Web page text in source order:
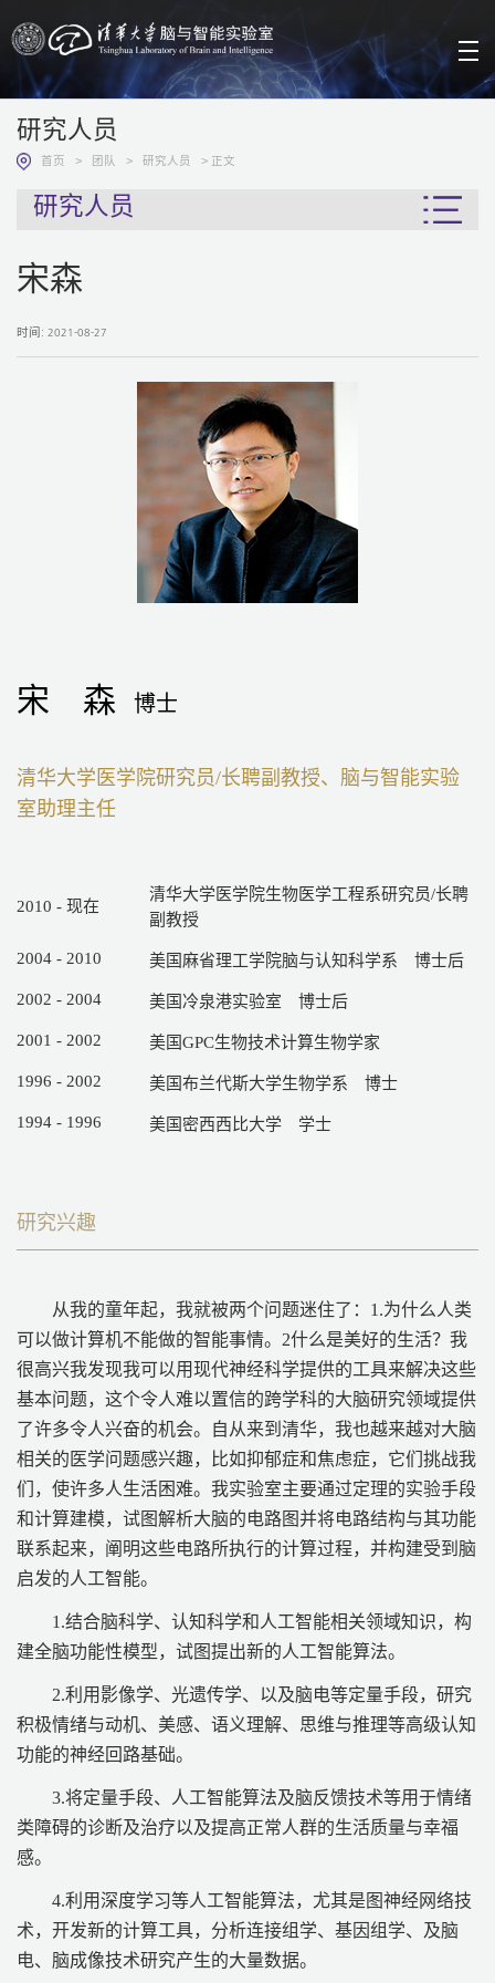
研究人员
首页 > 团队 > 研究人员 > 正文
研究人员
宋森
时间: 2021-08-27
宋 森 博士
清华大学医学院研究员/长聘副教授、脑与智能实验
室助理主任
2010 - 现在
清华大学医学院生物医学工程系研究员/长聘
副教授
2004 - 2010 美国麻省理工学院脑与认知科学系 博士后
2002 - 2004 美国冷泉港实验室 博士后
2001 - 2002 美国GPC生物技术计算生物学家
1996 - 2002 美国布兰代斯大学生物学系 博士
1994 - 1996 美国密西西比大学 学士
研究兴趣
从我的童年起，我就被两个问题迷住了：1.为什么人类
可以做计算机不能做的智能事情。2什么是美好的生活？我
很高兴我发现我可以用现代神经科学提供的工具来解决这些
基本问题，这个令人难以置信的跨学科的大脑研究领域提供
了许多令人兴奋的机会。自从来到清华，我也越来越对大脑
相关的医学问题感兴趣，比如抑郁症和焦虑症，它们挑战我
们，使许多人生活困难。我实验室主要通过定理的实验手段
和计算建模，试图解析大脑的电路图并将电路结构与其功能
联系起来，阐明这些电路所执行的计算过程，并构建受到脑
启发的人工智能。
1.结合脑科学、认知科学和人工智能相关领域知识，构
建全脑功能性模型，试图提出新的人工智能算法。
2.利用影像学、光遗传学、以及脑电等定量手段，研究
积极情绪与动机、美感、语义理解、思维与推理等高级认知
功能的神经回路基础。
3.将定量手段、人工智能算法及脑反馈技术等用于情绪
类障碍的诊断及治疗以及提高正常人群的生活质量与幸福
感。
4.利用深度学习等人工智能算法，尤其是图神经网络技
术，开发新的计算工具，分析连接组学、基因组学、及脑
电、脑成像技术研究产生的大量数据。